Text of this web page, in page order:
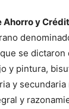
y
se
y pintura,
y secundaria
y